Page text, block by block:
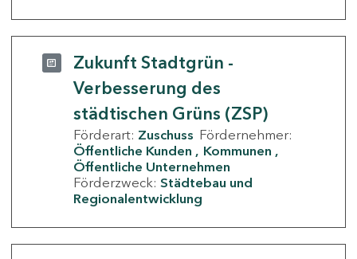
Zukunft Stadtgrün -
Verbesserung des
städtischen Grüns (ZSP)
Förderart: Zuschuss Fördernehmer:
Öffentliche Kunden
Kommunen
Öffentliche Unternehmen
Förderzweck: Städtebau und
Regionalentwicklung